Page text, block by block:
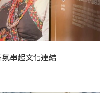
串起文化連結